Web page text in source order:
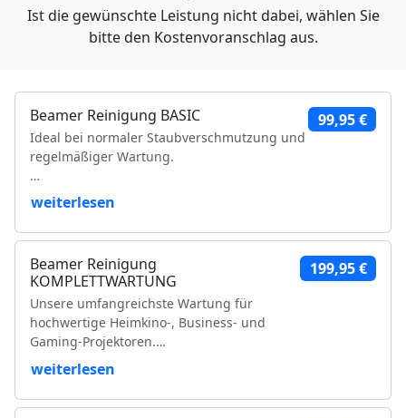
Ist die gewünschte Leistung nicht dabei, wählen Sie
bitte den Kostenvoranschlag aus.
Beamer Reinigung BASIC
Ideal bei normaler Staubverschmutzung und
regelmäßiger Wartung.
Leistungsumfang:
Reinigung der Luftfilter und Gehäuseteile
Reinigung der Kühlkörper
Objektivreinigung
Entfernung loser Staubablagerungen im
Geräteinneren
Prüfung der Bildqualität
Funktionsprüfung
weiterlesen
99,95 €
Beamer Reinigung
KOMPLETTWARTUNG
Unsere umfangreichste Wartung für
hochwertige Heimkino-, Business- und
Gaming-Projektoren.
Leistungsumfang:
weiterlesen
199,95 €